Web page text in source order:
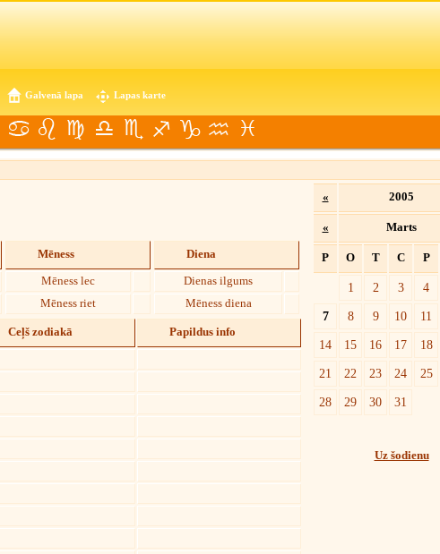
Galvenā lapa Lapas karte
Mēness
Mēness lec
Mēness riet
Diena
Dienas ilgums
Mēness diena
Ceļš zodiakā Papildus info
« 2005
« Marts
P O T C P
1 2 3 4
7
8 9 10 11
14
15 16 17 18
21
22 23 24 25
28
29 30 31
Uz šodienu